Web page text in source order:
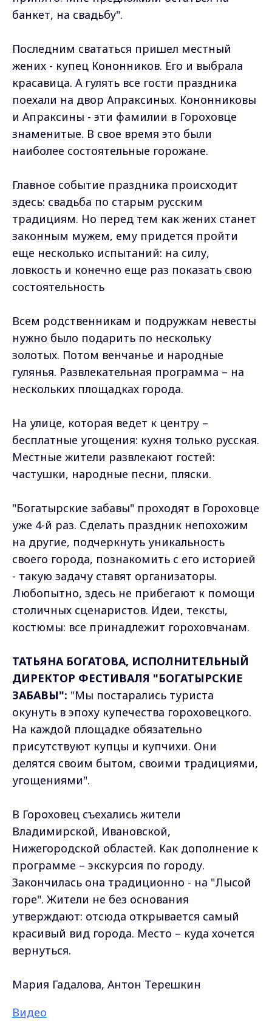
банкет, на свадьбу".
Последним свататься пришел местный
жених - купец Кононников. Его и выбрала
красавица. А гулять все гости праздника
поехали на двор Апраксиных. Кононниковы
и Апраксины - эти фамилии в Гороховце
знаменитые. В свое время это были
наиболее состоятельные горожане.
Главное событие праздника происходит
здесь: свадьба по старым русским
традициям. Но перед тем как жених станет
законным мужем, ему придется пройти
еще несколько испытаний: на силу,
ловкость и конечно еще раз показать свою
состоятельность
Всем родственникам и подружкам невесты
нужно было подарить по нескольку
золотых. Потом венчанье и народные
гулянья. Развлекательная программа – на
нескольких площадках города.
На улице, которая ведет к центру –
бесплатные угощения: кухня только русская.
Местные жители развлекают гостей:
частушки, народные песни, пляски.
"Богатырские забавы" проходят в Гороховце
уже 4-й раз. Сделать праздник непохожим
на другие, подчеркнуть уникальность
своего города, познакомить с его историей
- такую задачу ставят организаторы.
Любопытно, здесь не прибегают к помощи
столичных сценаристов. Идеи, тексты,
костюмы: все принадлежит гороховчанам.
ТАТЬЯНА БОГАТОВА, ИСПОЛНИТЕЛЬНЫЙ
ДИРЕКТОР ФЕСТИВАЛЯ "БОГАТЫРСКИЕ
ЗАБАВЫ": "Мы постарались туриста
окунуть в эпоху купечества гороховецкого.
На каждой площадке обязательно
присутствуют купцы и купчихи. Они
делятся своим бытом, своими традициями,
угощениями".
В Гороховец съехались жители
Владимирской, Ивановской,
Нижегородской областей. Как дополнение к
программе – экскурсия по городу.
Закончилась она традиционно - на "Лысой
горе". Жители не без основания
утверждают: отсюда открывается самый
красивый вид города. Место – куда хочется
вернуться.
Мария Гадалова, Антон Терешкин
Видео